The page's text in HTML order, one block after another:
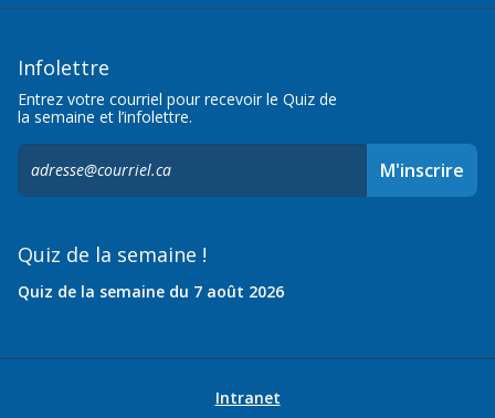
Infolettre
Entrez votre courriel pour recevoir le Quiz de
la semaine et l’infolettre.
M'inscrire
Quiz de la semaine !
Quiz de la semaine du 7 août 2026
Intranet